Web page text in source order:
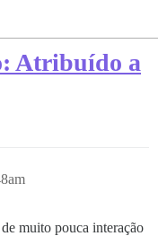
Atribuído a
muito pouca interação